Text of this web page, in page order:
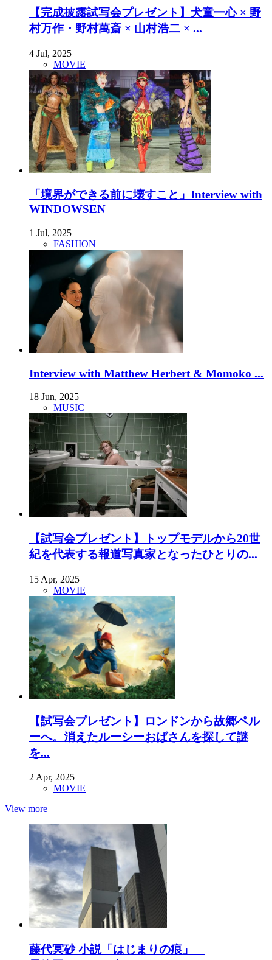
【完成披露試写会プレゼント】犬童一心 × 野
村万作・野村萬斎 × 山村浩二 × ...
4 Jul, 2025
MOVIE
「境界ができる前に壊すこと」Interview with
WINDOWSEN
1 Jul, 2025
FASHION
Interview with Matthew Herbert & Momoko ...
18 Jun, 2025
MUSIC
【試写会プレゼント】トップモデルから20世
紀を代表する報道写真家となったひとりの...
15 Apr, 2025
MOVIE
【試写会プレゼント】ロンドンから故郷ペル
ーへ。消えたルーシーおばさんを探して謎
を...
2 Apr, 2025
MOVIE
View more
藤代冥砂 小説「はじまりの痕」